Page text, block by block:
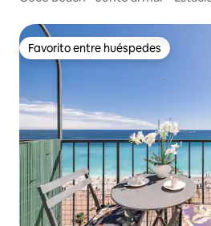
Favorito entre huéspedes
Favorito entre huéspedes